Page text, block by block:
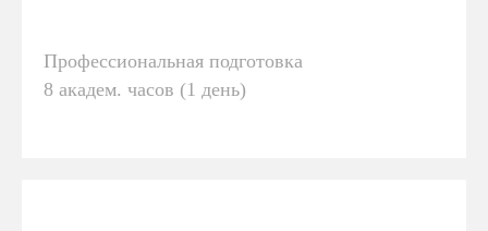
Профессиональная подготовка
8 академ. часов (1 день)